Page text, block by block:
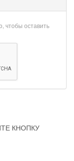
чтобы оставить
КНОПКУ